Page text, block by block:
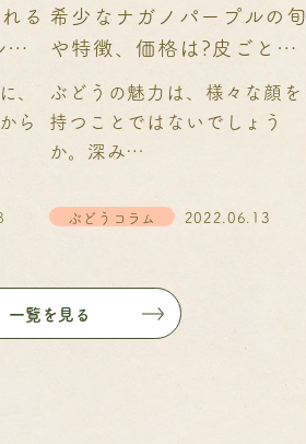
る
、
ら
希少なナガノパープルの旬
や特徴、価格は?皮ごと食
べられ、種のない高級品種
ぶどうの魅力は、様々な顔を
持つことではないでしょう
か。深み…
ぶどうコラム 2022.06.13
一覧を見る